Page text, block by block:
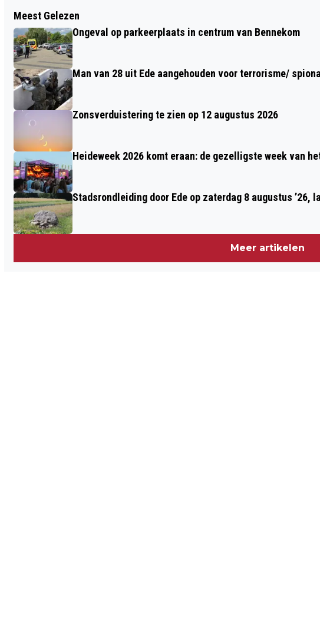
A12: GROOT ONDERHOUD TUSSEN
UTRECHT EN VEENENDAAL
DIT
Meest Gelezen
Ongeval op parkeerplaats in centrum van Bennekom
Man van 28 uit Ede aangehouden voor terrorisme/
Zonsverduistering te zien op 12 augustus 2026
Heideweek 2026 komt eraan: de gezelligste week van
Stadsrondleiding door Ede op zaterdag 8 augustus ’26,
Meer artikelen